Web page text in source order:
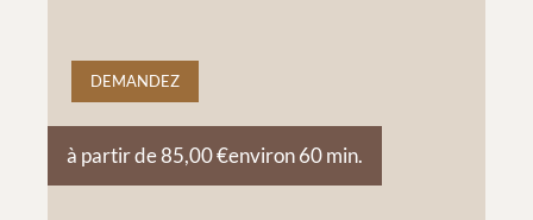
DEMANDEZ
à partir de 85,00 €environ 60 min.